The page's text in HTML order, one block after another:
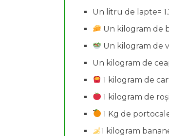
Un litru de lapte=
Un kilogram de
Un kilogram de
Un kilogram de
1 kilogram de
1 kilogram de
1 Kg de
1 kilogram